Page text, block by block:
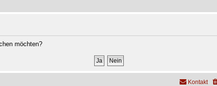
möchten?
Kontakt